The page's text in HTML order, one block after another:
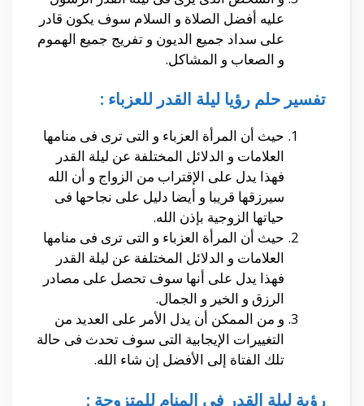
عليه أفضل الصلاة و السلام سوف يكون قادر
على سداد جميع الديون و تفريج جميع الهموم
و الصعاب و المشاكل.
تفسير حلم رؤيا ليلة القدر للعزباء :
حيث أن المرأة العزباء و التى ترى فى منامها
العلامات و الدلائل المختلفة عن ليلة القدر
فهذا يدل على الإقتراب من الزواج و أن الله
سيرزقها قريبا و أيضا دليل على نجاحها فى
حياتها الزوجية بإذن الله.
حيث أن المرأة العزباء و التى ترى فى منامها
العلامات و الدلائل المختلفة عن ليلة القدر
فهذا يدل على أنها سوف تحصل على مصادر
الرزق و الخير و الجمال.
و من الممكن أن يدل الأمر على العديد من
التغييرات الإيجابية التى سوف تحدث فى حالة
تلك الفتاة إلى الأفضل إن شاء الله.
رؤية ليلة القدر في المنام للمتزوجة :